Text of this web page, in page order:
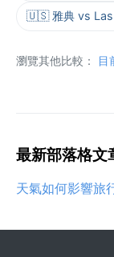
🇺🇸 雅典 vs Las
瀏覽其他比較： 目
最新部落格文
天氣如何影響旅